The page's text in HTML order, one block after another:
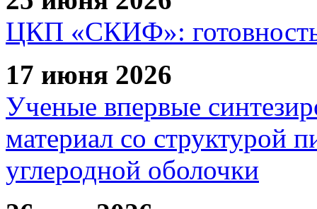
ЦКП «СКИФ»: готовность
17 июня 2026
Ученые впервые
материал со структурой
углеродной оболочки